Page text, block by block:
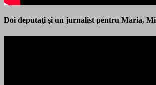
Doi deputaţi şi un jurnalist pentru Maria,